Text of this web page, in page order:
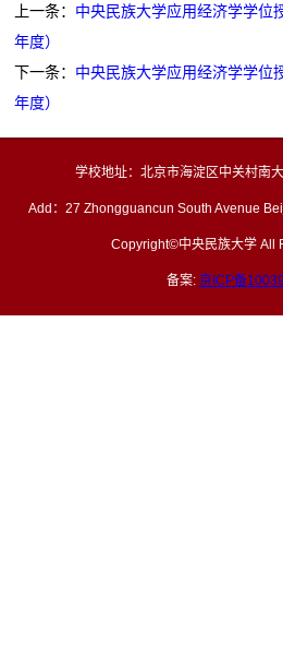
上一条： 中央民族大学应用经济学学位
年度）
下一条： 中央民族大学应用经济学学位
年度）
学校地址：北京市海淀区中关村南
Add：27 Zhongguancun South Avenue
Copyright©中央民族大学 All
备案: 京ICP备